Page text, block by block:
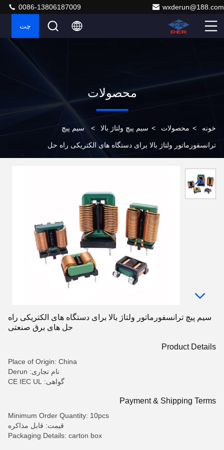
wxderun@188.com
0086-13806187009
چت
محصولات
خونه > محصولات > سیم پیچ ولتاژ بالا > سیم پیچ
ترانسفورماتور ولتاژ بالا برای دستگاه های الکتریکی راه حل
سیم پیچ ترانسفورماتور ولتاژ بالا برای دستگاه های الکتریکی راه
حل های برق صنعتی
Product Details
Place of Origin: China
نام تجاری: Derun
گواهی: CE IEC UL
Payment & Shipping Terms
Minimum Order Quantity: 10pcs
قیمت: قابل مذاکره
Packaging Details: carton box